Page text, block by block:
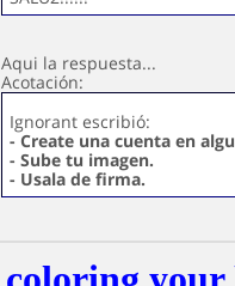
Aqui la respuesta...
Acotación:
Ignorant escribió:
- Create una cuenta en
- Sube tu imagen.
- Usala de firma.